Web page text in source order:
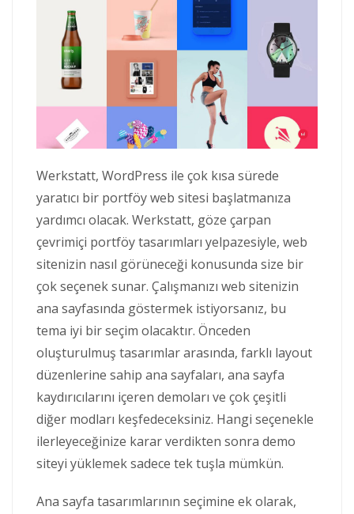
Werkstatt, WordPress ile çok kısa sürede
yaratıcı bir portföy web sitesi başlatmanıza
yardımcı olacak. Werkstatt, göze çarpan
çevrimiçi portföy tasarımları yelpazesiyle, web
sitenizin nasıl görüneceği konusunda size bir
çok seçenek sunar. Çalışmanızı web sitenizin
ana sayfasında göstermek istiyorsanız, bu
tema iyi bir seçim olacaktır. Önceden
oluşturulmuş tasarımlar arasında, farklı layout
düzenlerine sahip ana sayfaları, ana sayfa
kaydırıcılarını içeren demoları ve çok çeşitli
diğer modları keşfedeceksiniz. Hangi seçenekle
ilerleyeceğinize karar verdikten sonra demo
siteyi yüklemek sadece tek tuşla mümkün.
Ana sayfa tasarımlarının seçimine ek olarak,